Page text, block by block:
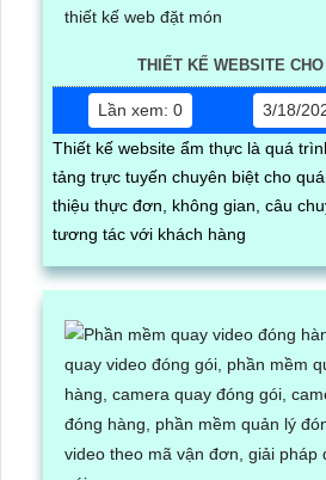
THIẾT KẾ WEBSITE CHO
Lần xem: 0
3/18/
Thiết kế website ẩm thực là quá
tảng trực tuyến chuyên biệt cho
thiệu thực đơn, không gian, câu
tương tác với khách hàng